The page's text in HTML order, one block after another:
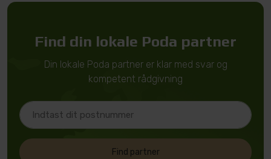
Find din lokale Poda partner
Din lokale Poda partner er klar med svar og
kompetent rådgivning
Find partner